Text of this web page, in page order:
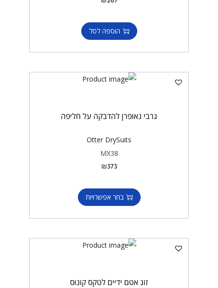
הוספה לסל
גרבי נאופרן להדבקה על חליפה
Otter DrySuits
MX38
₪373
בחר אפשרויות
זוג אטם ידיים לטקס קונוס